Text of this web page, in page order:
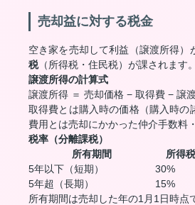
売却益に対する税金
空き家を売却して利益（譲渡所得）
税（所得税・住民税）が課されます。
譲渡所得の計算式
譲渡所得 ＝ 売却価格 − 取得費 − 譲
取得費とは購入時の価格（購入時の
費用とは売却にかかった仲介手数料
税率（分離課税）
所有期間
所得税
5年以下（短期）
30%
5年超（長期）
15%
所有期間は売却した年の1月1日時点